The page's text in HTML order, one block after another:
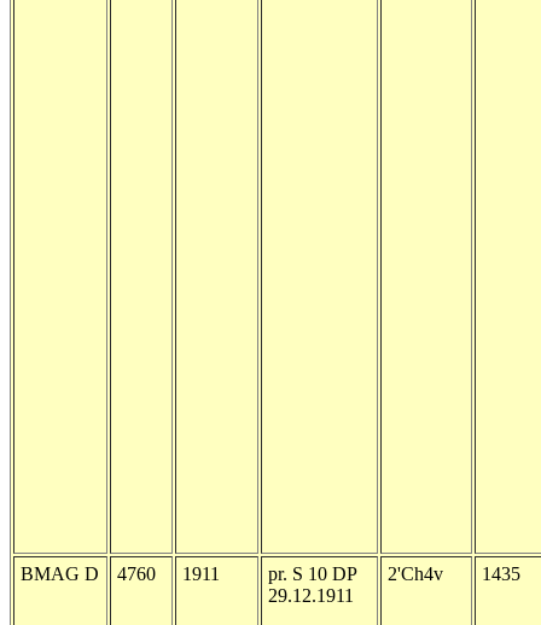
BMAG D 4760 1911
pr. S 10 DP
29.12.1911
2'Ch4v 1435